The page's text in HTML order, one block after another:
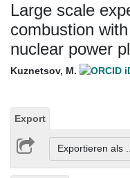
Large scale
combustion
nuclear power
Kuznetsov, M.
Export
Exportieren